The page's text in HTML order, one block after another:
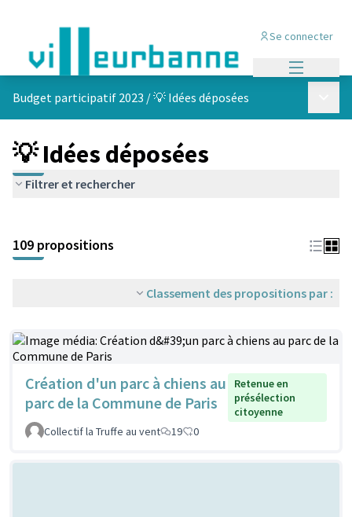
Se connecter
Budget participatif 2023 /💡 Idées déposées
💡 Idées déposées
Filtrer et rechercher
+
−
109 propositions
Classement des propositions par :
Création d'un parc à chiens au
parc de la Commune de Paris
Retenue en
présélection
citoyenne
Collectif la Truffe au vent
19 0